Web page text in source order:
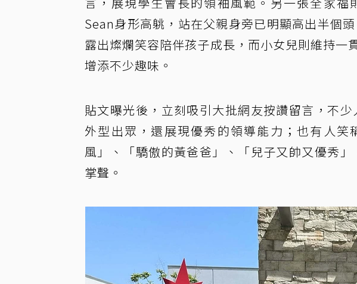
Sean身形高䠷，站在父親身旁已明顯高出半個
露出燦爛笑容陪伴孩子成長，而小女兒則維持一
增添不少趣味。
貼文曝光後，立刻吸引大批網友按讚留言，不
外型出眾，還展現優秀的領導能力；也有人
風」、「驕傲的黃爸爸」、「兒子又帥又優秀
掌聲。